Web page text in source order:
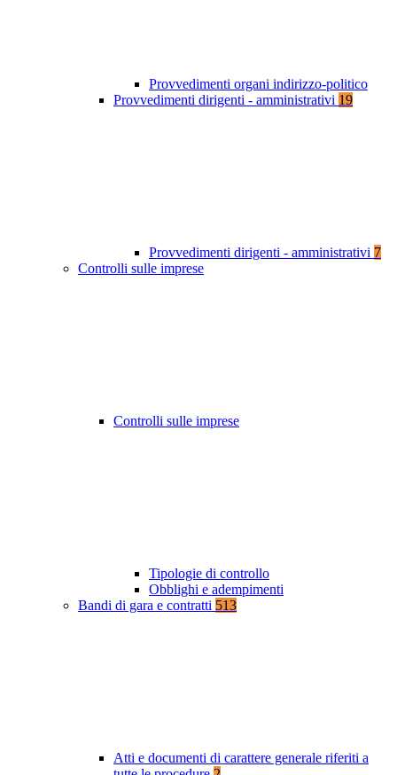
Provvedimenti organi indirizzo-politico
Provvedimenti dirigenti - amministrativi 19
Provvedimenti dirigenti - amministrativi 7
Controlli sulle imprese
Controlli sulle imprese
Tipologie di controllo
Obblighi e adempimenti
Bandi di gara e contratti 513
Atti e documenti di carattere generale riferiti a